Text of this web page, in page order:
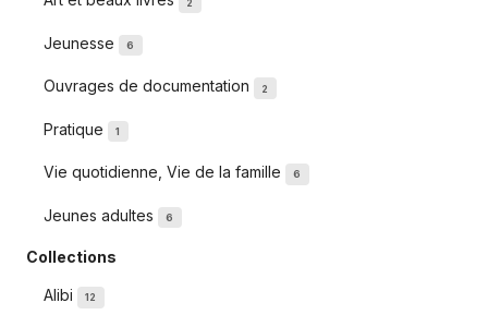
Jeunesse 6
Ouvrages de documentation 2
Pratique 1
Vie quotidienne, Vie de la famille 6
Jeunes adultes 6
Collections
Alibi 12